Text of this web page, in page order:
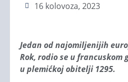
16 kolovoza, 2023
Jedan od najomiljenijih
Rok, rodio se u
u plemićkoj obitelji 1295.